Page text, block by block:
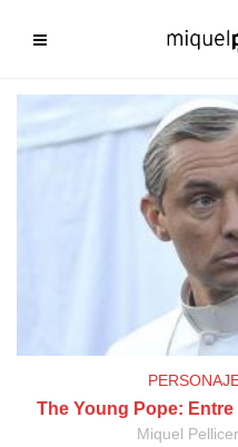
The Young Pope:
Miquel Pellicer